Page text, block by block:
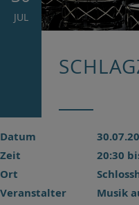
JUL
Datum
Zeit
20:30
Ort
Veranstalter
Musik